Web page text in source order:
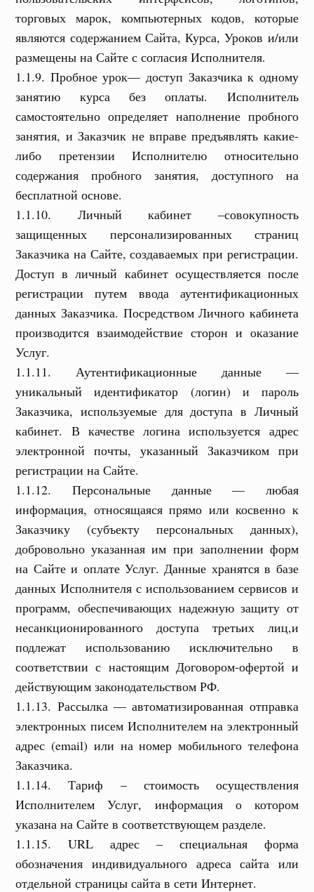
торговых марок, компьютерных кодов, которые
являются содержанием Сайта, Курса, Уроков и/или
размещены на Сайте с согласия Исполнителя.
1.1.9. Пробное урок— доступ Заказчика к одному
занятию курса без оплаты. Исполнитель
самостоятельно определяет наполнение пробного
занятия, и Заказчик не вправе предъявлять какие-
либо претензии Исполнителю относительно
содержания пробного занятия, доступного на
бесплатной основе.
1.1.10. Личный кабинет –совокупность
защищенных персонализированных страниц
Заказчика на Сайте, создаваемых при регистрации.
Доступ в личный кабинет осуществляется после
регистрации путем ввода аутентификационных
данных Заказчика. Посредством Личного кабинета
производится взаимодействие сторон и оказание
Услуг.
1.1.11. Аутентификационные данные —
уникальный идентификатор (логин) и пароль
Заказчика, используемые для доступа в Личный
кабинет. В качестве логина используется адрес
электронной почты, указанный Заказчиком при
регистрации на Сайте.
1.1.12. Персональные данные — любая
информация, относящаяся прямо или косвенно к
Заказчику (субъекту персональных данных),
добровольно указанная им при заполнении форм
на Сайте и оплате Услуг. Данные хранятся в базе
данных Исполнителя с использованием сервисов и
программ, обеспечивающих надежную защиту от
несанкционированного доступа третьих лиц,и
подлежат использованию исключительно в
соответствии с настоящим Договором-офертой и
действующим законодательством РФ.
1.1.13. Рассылка — автоматизированная отправка
электронных писем Исполнителем на электронный
адрес (email) или на номер мобильного телефона
Заказчика.
1.1.14. Тариф – стоимость осуществления
Исполнителем Услуг, информация о котором
указана на Сайте в соответствующем разделе.
1.1.15. URL адрес – специальная форма
обозначения индивидуального адреса сайта или
отдельной страницы сайта в сети Интернет.